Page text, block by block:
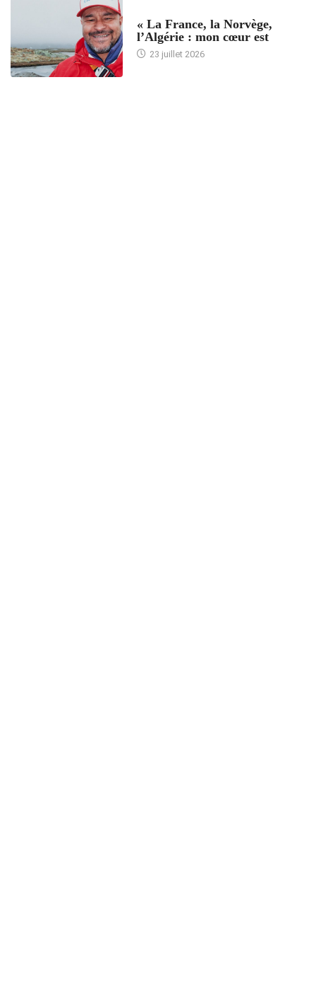
« La France, la Norvège,
l’Algérie : mon cœur est
23 juillet 2026